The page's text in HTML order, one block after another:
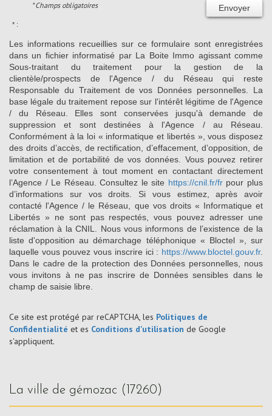
Envoyer
* Champs obligatoires
* :
Les informations recueillies sur ce formulaire sont enregistrées
dans un fichier informatisé par La Boite Immo agissant comme
Sous-traitant du traitement pour la gestion de la
clientèle/prospects de l'Agence / du Réseau qui reste
Responsable du Traitement de vos Données personnelles. La
base légale du traitement repose sur l'intérêt légitime de l'Agence
/ du Réseau. Elles sont conservées jusqu'à demande de
suppression et sont destinées à l'Agence / au Réseau.
Conformément à la loi « informatique et libertés », vous disposez
des droits d’accès, de rectification, d’effacement, d’opposition, de
limitation et de portabilité de vos données. Vous pouvez retirer
votre consentement à tout moment en contactant directement
l’Agence / Le Réseau. Consultez le site https://cnil.fr/frpour plus
d’informations sur vos droits. Si vous estimez, après avoir
contacté l'Agence / le Réseau, que vos droits « Informatique et
Libertés » ne sont pas respectés, vous pouvez adresser une
réclamation à la CNIL. Nous vous informons de l’existence de la
liste d'opposition au démarchage téléphonique « Bloctel », sur
laquelle vous pouvez vous inscrire ici : https://www.bloctel.gouv.fr.
Dans le cadre de la protection des Données personnelles, nous
vous invitons à ne pas inscrire de Données sensibles dans le
champ de saisie libre.
Ce site est protégé par reCAPTCHA, les Politiques de
Confidentialité et es Conditions d'utilisation de Google
s'appliquent.
la ville de gémozac (17260)